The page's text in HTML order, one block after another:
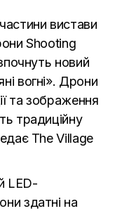
вистави
Shooting
новий
вогні». Дрони
та зображення
традиційну
The Village
LED-
здатні на